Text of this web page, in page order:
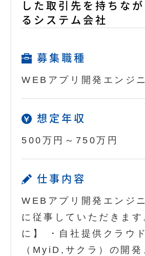
した取引先を持ちな
るシステム会社
募集職種
WEBアプリ開発エンジ
想定年収
500万円～750万円
仕事内容
WEBアプリ開発エンジ
に従事していただきま
に】 ・自社提供クラウ
（MyiD,サクラ）の開